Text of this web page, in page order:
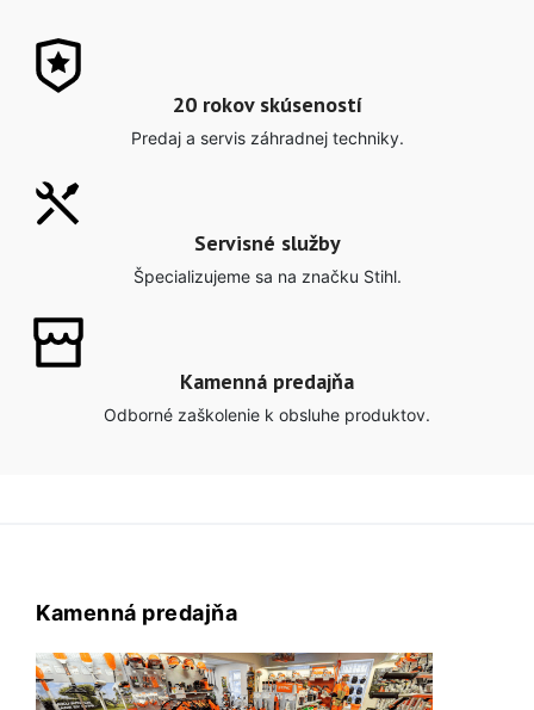
20 rokov skúseností
Predaj a servis záhradnej techniky.
Servisné služby
Špecializujeme sa na značku Stihl.
Kamenná predajňa
Odborné zaškolenie k obsluhe produktov.
Kamenná predajňa